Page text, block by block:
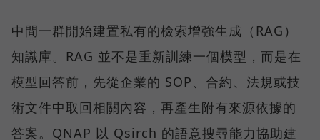
中間一群開始建置私有的檢索增強生成（RAG）
知識庫。RAG 並不是重新訓練一個模型，而是在
模型回答前，先從企業的 SOP、合約、法規或技
術文件中取回相關內容，再產生附有來源依據的
答案。QNAP 以 Qsirch 的語意搜尋能力協助建